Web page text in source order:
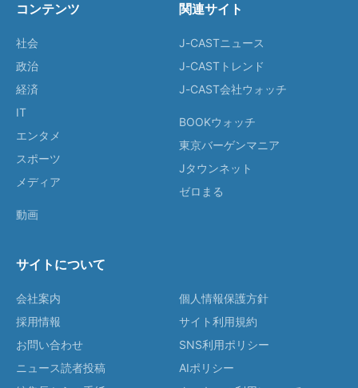
コンテンツ
社会
政治
経済
IT
エンタメ
スポーツ
メディア
動画
関連サイト
J-CASTニュース
J-CASTトレンド
J-CAST会社ウォッチ
BOOKウォッチ
東京バーゲンマニア
Jタウンネット
ゼロまる
サイトについて
会社案内
採用情報
お問い合わせ
ニュース読者投稿
個人情報保護方針
サイト利用規約
SNS利用ポリシー
AIポリシー